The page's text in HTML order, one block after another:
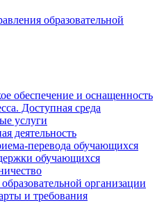
образовательной
обеспечение и оснащенность
Доступная среда
услуги
деятельность
перевода обучающихся
обучающихся
организации
и требования